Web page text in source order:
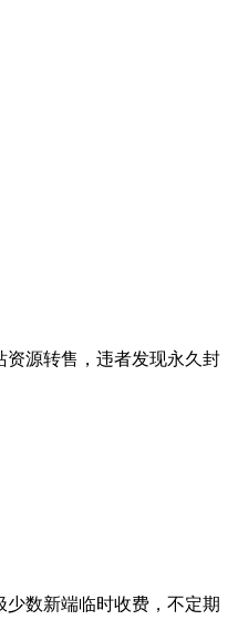
源转售，违者发现永久封
数新端临时收费，不定期